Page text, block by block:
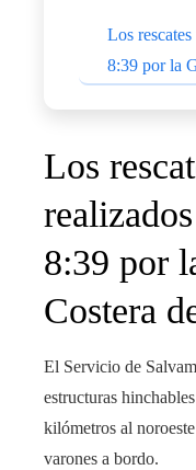
Los
8:39 por la
Los
8:39 por
Costera
El Servicio de
estructuras
kilómetros al
varones a bordo.